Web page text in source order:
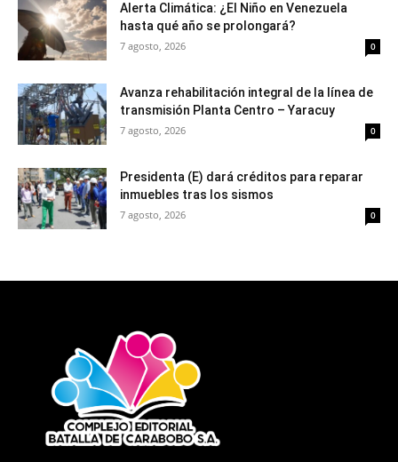
Alerta Climática: ¿El Niño en Venezuela
hasta qué año se prolongará?
7 agosto, 2026 0
Avanza rehabilitación integral de la línea de
transmisión Planta Centro – Yaracuy
7 agosto, 2026 0
Presidenta (E) dará créditos para reparar
inmuebles tras los sismos
7 agosto, 2026 0